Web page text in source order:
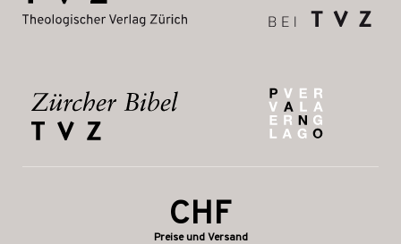
CHF
Preise und Versand